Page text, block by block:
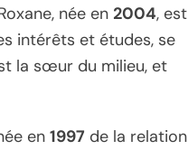
née en 2004, est
intérêts et études, se
la sœur du milieu, et
en 1997 de la relation